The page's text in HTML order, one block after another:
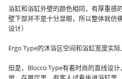
浴缸和浴缸外壁的颜色相同，有厚重感
壁下部并不是十分显眼，所以整体就仿
设计）
Ergo Type的沐浴区空间和浴缸宽度实际
但是，Blocco Type有着时尚的直线设